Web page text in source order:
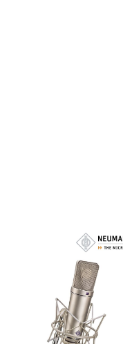
レコーディング機器